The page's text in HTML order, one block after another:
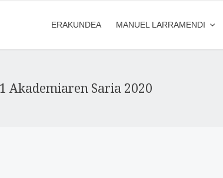
ERAKUNDEA MANUEL LARRAMENDI
Akademiaren Saria 2020